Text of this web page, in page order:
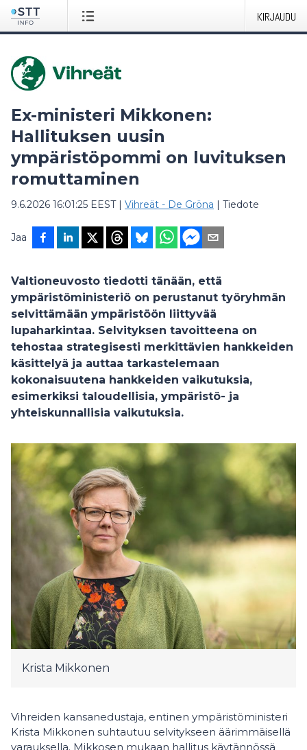
KIRJAUDU
Ex-ministeri Mikkonen:
Hallituksen uusin
ympäristöpommi on luvituksen
romuttaminen
9.6.2026 16:01:25 EEST| Vihreät - De Gröna | Tiedote
Jaa
Valtioneuvosto tiedotti tänään, että
ympäristöministeriö on perustanut työryhmän
selvittämään ympäristöön liittyvää
lupaharkintaa. Selvityksen tavoitteena on
tehostaa strategisesti merkittävien hankkeiden
käsittelyä ja auttaa tarkastelemaan
kokonaisuutena hankkeiden vaikutuksia,
esimerkiksi taloudellisia, ympäristö- ja
yhteiskunnallisia vaikutuksia.
Krista Mikkonen
Vihreiden kansanedustaja, entinen ympäristöministeri
Krista Mikkonen suhtautuu selvitykseen äärimmäisellä
varauksella. Mikkosen mukaan hallitus käytännössä